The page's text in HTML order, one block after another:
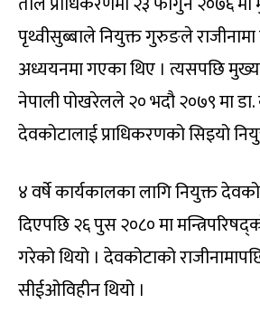
पृथ्वीसुब्बाले नियुक्त गुरुङले
अध्ययनमा गएका थिए । त्यसपछि
नेपाली पोखरेलले २० भदौ २०७९ मा
देवकोटालाई प्राधिकरणको सिइयो
४ वर्षे कार्यकालका लागि नियुक्त
दिएपछि २६ पुस २०८० मा
गरेको थियो । देवकोटाको
सीईओविहीन थियो ।